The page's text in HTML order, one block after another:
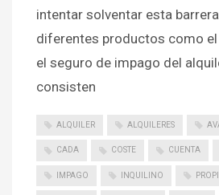
intentar solventar esta
diferentes productos como el
el seguro de impago del
consisten
ALQUILER ALQUILERES
CADA COSTE CUENTA
IMPAGO INQUILINO